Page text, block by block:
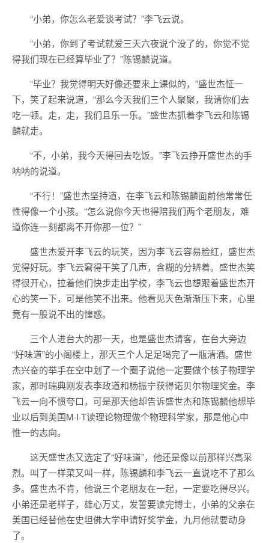
“小弟，你怎么老爱谈考试？”李飞云说。
“小弟，你到了考试就爱三天六夜说个没了的，你觉不觉
得我们现在已经算毕业了？”陈锡麟说道。
“毕业？我觉得明天好像还要来上课似的，”盛世杰怔一
下，笑了起来说道，“那么今天我们三个人聚聚，我请你们去
吃一顿。走，走，我们且乐一乐。”盛世杰抓着李飞云和陈锡
麟就走。
“不，小弟，我今天得回去吃饭。”李飞云挣开盛世杰的手
呐呐的说道。
“不行！”盛世杰坚持道，在李飞云和陈锡麟面前他常常任
性得像一个小孩。“怎么说你今天也得陪我们两个老朋友，难
道你连一刻都离不开你那一位？”
盛世杰爱开李飞云的玩笑，因为李飞云容易脸红，盛世杰
觉得好玩。李飞云窘得干笑了几声，含糊的分辨着。盛世杰笑
得很开心，拉着他们快步走出学校，李飞云也想跟着盛世杰开
心的笑一下，可是他笑不出来。他看见天色渐渐压下来，心里
竟有一股说不出的惶惑。
三个人进台大的那一天，也是盛世杰请客，在台大旁边
“好味道”的小阁楼上，那天三个人足足喝完了一瓶清酒。盛世
杰兴奋的举手在空中划了一个圈子说他一定要做个核子物理学
家，那时瑞典刚发表李政道和杨振宁获得诺贝尔物理奖金。李
飞云一向不惯夸口，可是那天他却告诉盛世杰和陈锡麟他想毕
业以后到美国M·I·T读理论物理做个物理科学家，那是他心中
惟一的志向。
这天盛世杰又选定了“好味道”，他还是像以前那样兴高采
烈。叫了一样菜又叫一样，陈锡麟和李飞云一直说吃不了那么
多。盛世杰不肯，他说三个老朋友在一起，一定要吃得尽兴。
小弟还是老样子，雄心万丈，发誓要读完博士，小弟的父亲在
美国已经替他在史坦佛大学申请好奖学金，九月他就要动身
了。